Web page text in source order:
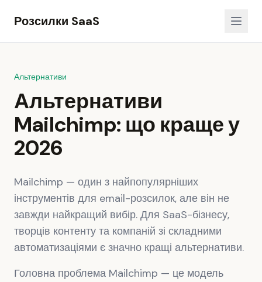
Розсилки SaaS
Альтернативи
Альтернативи
Mailchimp: що краще у
2026
Mailchimp — один з найпопулярніших
інструментів для email-розсилок, але він не
завжди найкращий вибір. Для SaaS-бізнесу,
творців контенту та компаній зі складними
автоматизаціями є значно кращі альтернативи.
Головна проблема Mailchimp — це модель